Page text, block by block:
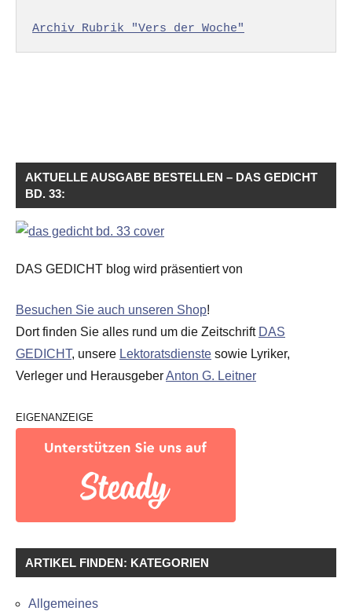
Archiv Rubrik "Vers der Woche"
AKTUELLE AUSGABE BESTELLEN – DAS GEDICHT
BD. 33:
DAS GEDICHT blog wird präsentiert von
Besuchen Sie auch unseren Shop!
Dort finden Sie alles rund um die Zeitschrift DAS
GEDICHT, unsere Lektoratsdienste sowie Lyriker,
Verleger und HerausgeberAnton G. Leitner
EIGENANZEIGE
ARTIKEL FINDEN: KATEGORIEN
Allgemeines